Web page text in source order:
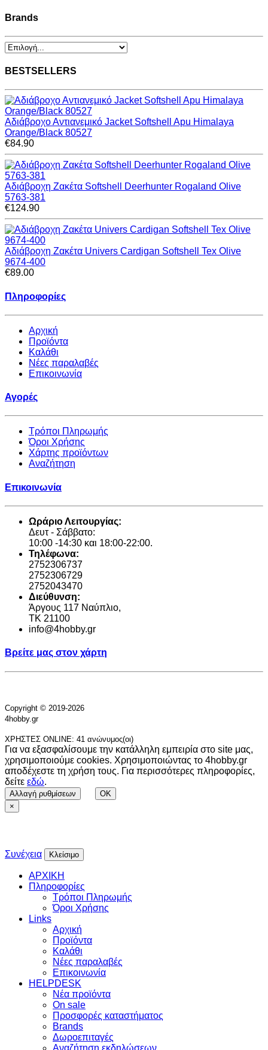
Brands
BESTSELLERS
Αδιάβροχο Αντιανεμικό Jacket Softshell Apu Himalaya
Orange/Black 80527
€84.90
Αδιάβροχη Ζακέτα Softshell Deerhunter Rogaland Olive
5763-381
€124.90
Αδιάβροχη Ζακέτα Univers Cardigan Softshell Tex Olive
9674-400
€89.00
Πληροφορίες
Αρχική
Προϊόντα
Καλάθι
Νέες παραλαβές
Επικοινωνία
Αγορές
Τρόποι Πληρωμής
Όροι Χρήσης
Χάρτης προϊόντων
Αναζήτηση
Επικοινωνία
Ωράριο Λειτουργίας:
Δευτ - Σάββατο:
10:00 -14:30 και 18:00-22:00.
Τηλέφωνα:
2752306737
2752306729
2752043470
Διεύθυνση:
Άργους 117 Ναύπλιο,
TK 21100
info@4hobby.gr
Βρείτε μας στον χάρτη
Copyright © 2019-2026
4hobby.gr
ΧΡΗΣΤΕΣ ONLINE: 41 ανώνυμος(οι)
Για να εξασφαλίσουμε την κατάλληλη εμπειρία στο site μας,
χρησιμοποιούμε cookies. Χρησιμοποιώντας το 4hobby.gr
αποδέχεστε τη χρήση τους. Για περισσότερες πληροφορίες,
δείτε εδώ.
Αλλαγή ρυθμίσεων
OK
×
Συνέχεια Κλείσιμο
ΑΡΧΙΚΗ
Πληροφορίες
Τρόποι Πληρωμής
Όροι Χρήσης
Links
Αρχική
Προϊόντα
Καλάθι
Νέες παραλαβές
Επικοινωνία
HELPDESK
Νέα προϊόντα
On sale
Προσφορές καταστήματος
Brands
Δωροεπιταγές
Αναζήτηση εκδηλώσεων